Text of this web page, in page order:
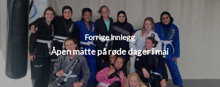
Forrige innlegg
Åpen matte på røde dager i mai